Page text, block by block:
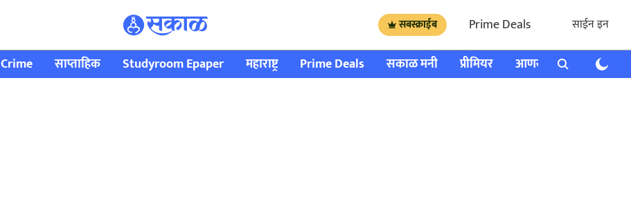
सबस्क्राईब Prime Deals साईन इन
Crime साप्ताहिक Studyroom Epaper महाराष्ट्र Prime Deals सकाळ मनी प्रीमियर आणखी राशी भविष्य